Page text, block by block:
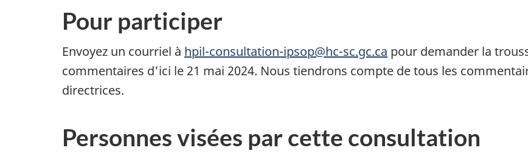
Pour participer
Envoyez un courriel à hpil-consultation-ipsop@hc-sc.gc.ca pour demander la
commentaires d'ici le 21 mai 2024. Nous tiendrons compte de tous les
directrices.
Personnes visées par cette consultation